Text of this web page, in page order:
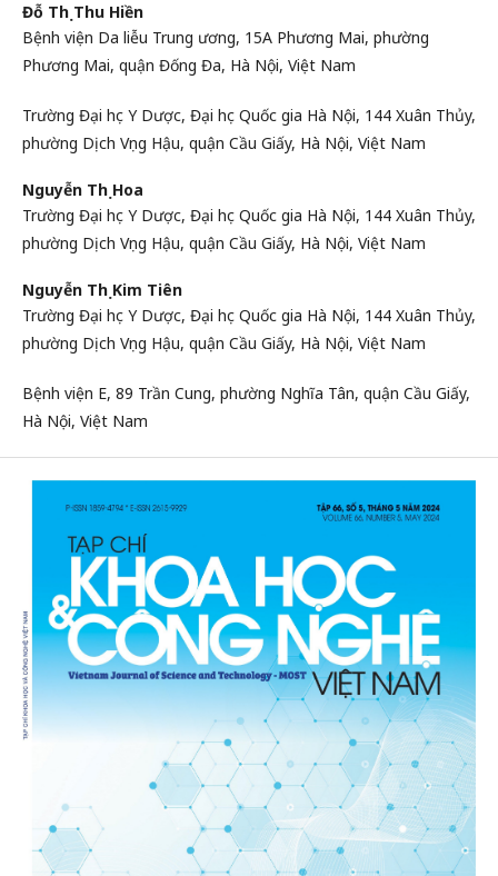
Đỗ Thị Thu Hiền
Bệnh viện Da liễu Trung ương, 15A Phương Mai, phường
Phương Mai, quận Đống Đa, Hà Nội, Việt Nam
Trường Đại học Y Dược, Đại học Quốc gia Hà Nội, 144 Xuân Thủy,
phường Dịch Vọng Hậu, quận Cầu Giấy, Hà Nội, Việt Nam
Nguyễn Thị Hoa
Trường Đại học Y Dược, Đại học Quốc gia Hà Nội, 144 Xuân Thủy,
phường Dịch Vọng Hậu, quận Cầu Giấy, Hà Nội, Việt Nam
Nguyễn Thị Kim Tiên
Trường Đại học Y Dược, Đại học Quốc gia Hà Nội, 144 Xuân Thủy,
phường Dịch Vọng Hậu, quận Cầu Giấy, Hà Nội, Việt Nam
Bệnh viện E, 89 Trần Cung, phường Nghĩa Tân, quận Cầu Giấy,
Hà Nội, Việt Nam